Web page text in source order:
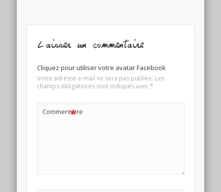
Laisser un commentaire
Cliquez pour utiliser votre avatar Facebook
Votre adresse e-mail ne sera pas publiée. Les
champs obligatoires sont indiqués avec*
Commentaire
*